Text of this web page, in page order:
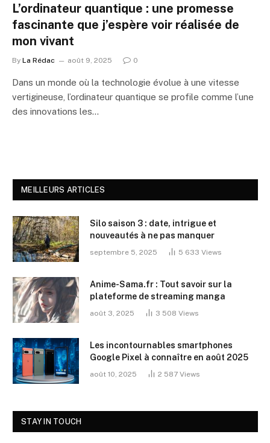
L’ordinateur quantique : une promesse
fascinante que j’espère voir réalisée de
mon vivant
By La Rédac août 9, 2025 0
Dans un monde où la technologie évolue à une vitesse
vertigineuse, l’ordinateur quantique se profile comme l’une
des innovations les…
MEILLEURS ARTICLES
Silo saison 3 : date, intrigue et
nouveautés à ne pas manquer
septembre 5, 2025 5 633 Views
Anime-Sama.fr : Tout savoir sur la
plateforme de streaming manga
août 3, 2025 3 508 Views
Les incontournables smartphones
Google Pixel à connaître en août 2025
août 10, 2025 2 587 Views
STAY IN TOUCH